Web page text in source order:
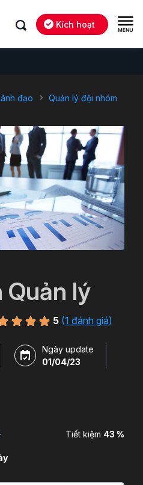
Kích hoạt
đạo Quản lý đội nhóm
Quản lý
5 (1 đánh giá)
Ngày update
01/04/23
Tiết kiệm 43 %